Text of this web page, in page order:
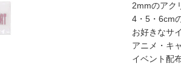
2mmのアク
4・5・6cm
お好きなサ
アニメ・キ
イベント配